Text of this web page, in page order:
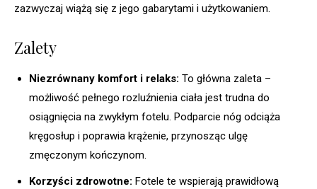
zazwyczaj wiążą się z jego gabarytami i użytkowaniem.
Zalety
Niezrównany komfort i relaks: To główna zaleta –
możliwość pełnego rozluźnienia ciała jest trudna do
osiągnięcia na zwykłym fotelu. Podparcie nóg odciąża
kręgosłup i poprawia krążenie, przynosząc ulgę
zmęczonym kończynom.
Korzyści zdrowotne: Fotele te wspierają prawidłową